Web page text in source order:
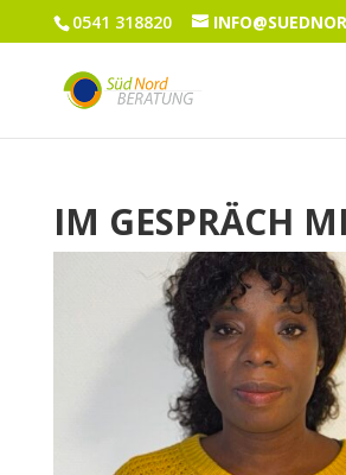
0541 318820
IM GESPRÄCH